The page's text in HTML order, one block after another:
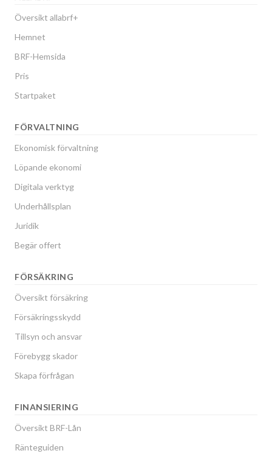
Översikt allabrf+
Hemnet
BRF-Hemsida
Pris
Startpaket
FÖRVALTNING
Ekonomisk förvaltning
Löpande ekonomi
Digitala verktyg
Underhållsplan
Juridik
Begär offert
FÖRSÄKRING
Översikt försäkring
Försäkringsskydd
Tillsyn och ansvar
Förebygg skador
Skapa förfrågan
FINANSIERING
Översikt BRF-Lån
Ränteguiden